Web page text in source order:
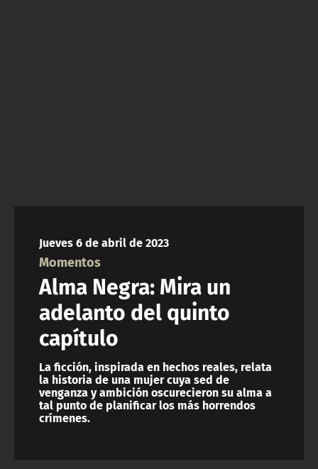
Jueves 6 de abril de 2023
Momentos
Alma Negra: Mira un
adelanto del quinto
capítulo
La ficción, inspirada en hechos reales, relata
la historia de una mujer cuya sed de
venganza y ambición oscurecieron su alma a
tal punto de planificar los más horrendos
crímenes.